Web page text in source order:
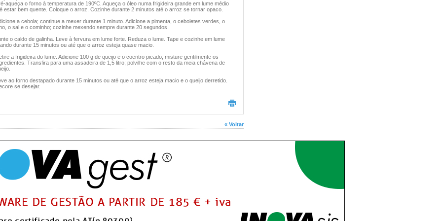
aqueça o forno à temperatura de 190ºC. Aqueça o óleo numa frigideira grande em lume médio
estar bem quente. Coloque o arroz. Cozinhe durante 2 minutos até o arroz se tornar opaco.
a cebola; continue a mexer durante 1 minuto. Adicione a pimenta, o ceboletes verdes, o
o sal e o cominho; cozinhe mexendo sempre durante 20 segundos.
o caldo de galinha. Leve à fervura em lume forte. Reduza o lume. Tape e cozinhe em lume
durante 15 minutos ou até que o arroz esteja quase macio.
a frigideira do lume. Adicione 100 g de queijo e o coentro picado; misture gentilmente os
Transfira para uma assadeira de 1,5 litro; polvilhe com o resto da meia chávena de
ao forno destapado durante 15 minutos ou até que o arroz esteja macio e o queijo derretido.
se desejar.
« Voltar